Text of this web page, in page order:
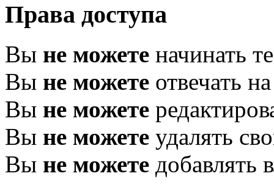
Права доступа
Вы не можете начинать
Вы не можете отвечать
Вы не можете
Вы не можете удалять
Вы не можете добавлять